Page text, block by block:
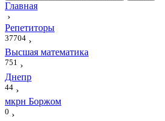
Главная
›
Репетиторы
37704 ›
Высшая математика
751 ›
Днепр
44 ›
мкрн Боржом
0 ›